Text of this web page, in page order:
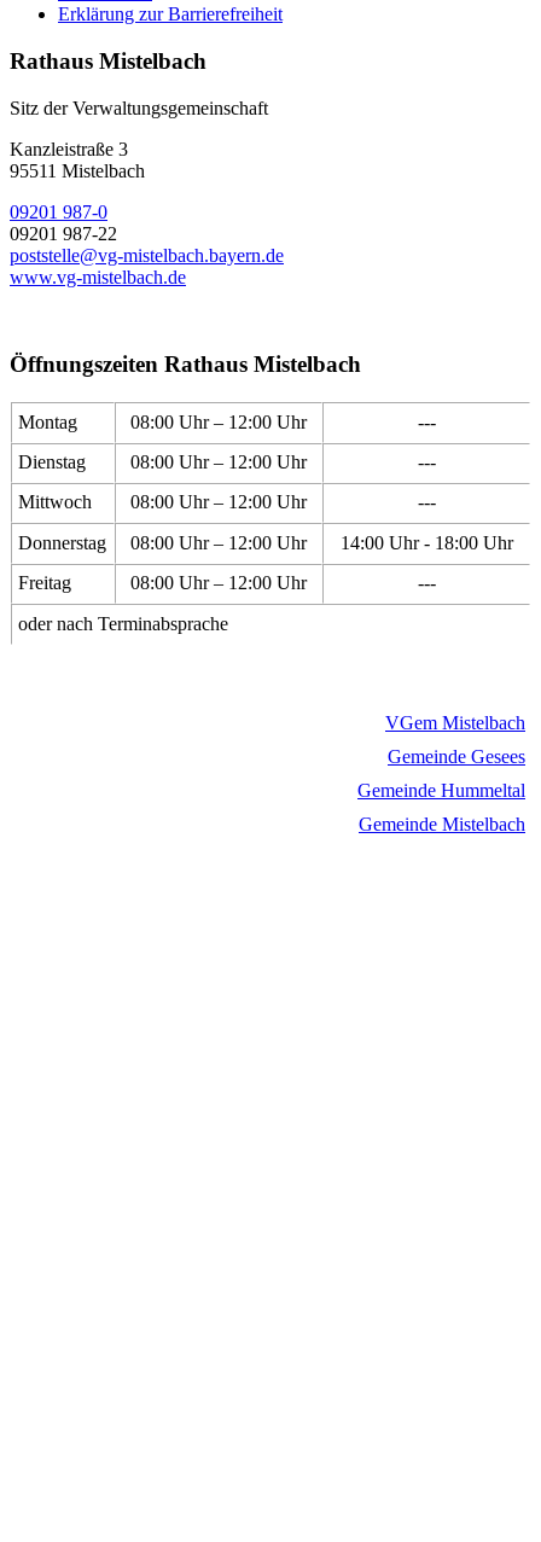
Erklärung zur Barrierefreiheit
Rathaus Mistelbach
Sitz der Verwaltungsgemeinschaft
Kanzleistraße 3
95511 Mistelbach
09201 987-0
09201 987-22
poststelle@vg-mistelbach.bayern.de
www.vg-mistelbach.de
Öffnungszeiten Rathaus Mistelbach
Montag 08:00 Uhr – 12:00 Uhr
---
Dienstag
08:00 Uhr – 12:00 Uhr
---
Mittwoch
08:00 Uhr – 12:00 Uhr
---
Donnerstag
08:00 Uhr – 12:00 Uhr
14:00 Uhr - 18:00 Uhr
Freitag
08:00 Uhr – 12:00 Uhr
---
oder nach Terminabsprache
VGem Mistelbach
Gemeinde Gesees
Gemeinde Hummeltal
Gemeinde Mistelbach